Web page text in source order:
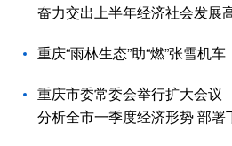
奋力交出上半年经济社会发展
重庆“雨林生态”助“燃”张雪机车
重庆市委常委会举行扩大会议
分析全市一季度经济形势 部署